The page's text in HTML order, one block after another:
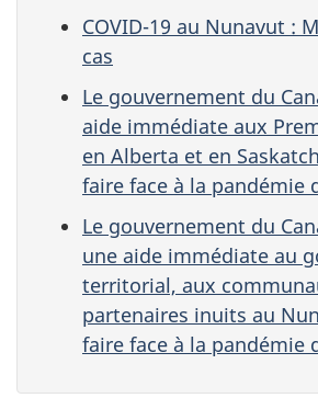
COVID-19 au Nunavut :
cas
Le gouvernement du
aide immédiate aux
en Alberta et en
faire face à la pandémie
Le gouvernement du
une aide immédiate au
territorial, aux
partenaires inuits au
faire face à la pandémie